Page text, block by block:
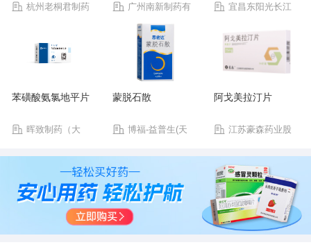
杭州老桐君制药
广州南新制药有
限公司
宜昌东阳光长江
苯磺酸氨氯地平片
晖致制药（大
蒙脱石散
博福-益普生(天
阿戈美拉汀片
江苏豪森药业股